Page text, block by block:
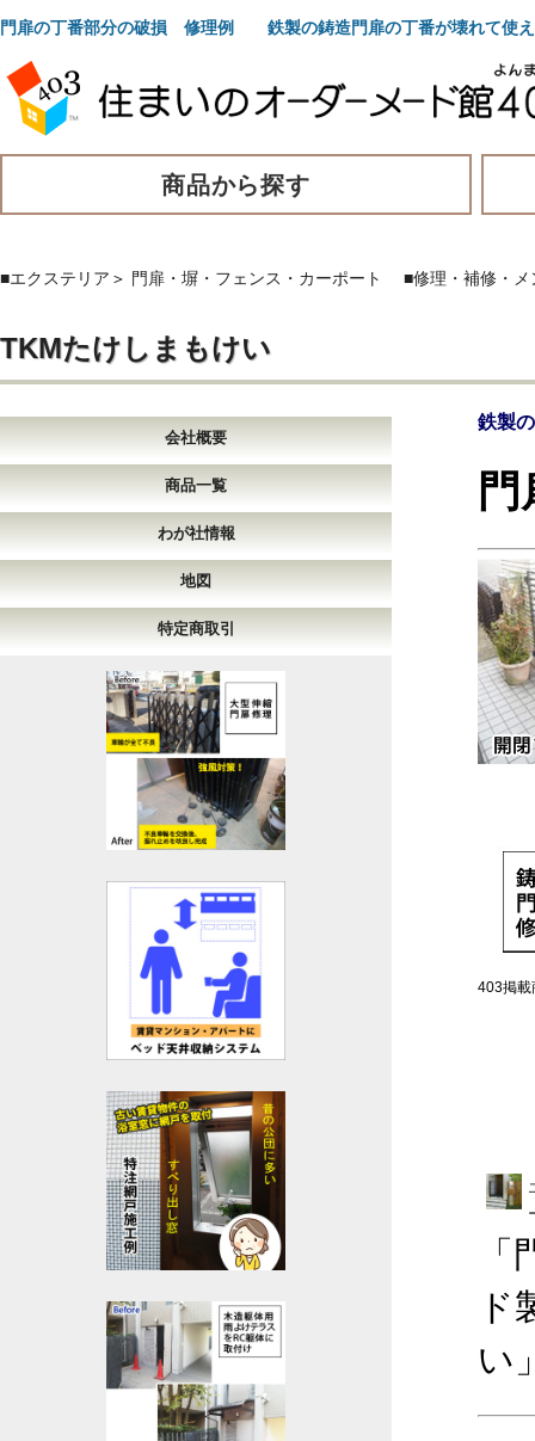
門扉の丁番部分の破損 修理例 鉄製の鋳造門扉の丁番が壊れて使え
商品から探す
■エクステリア ＞ 門扉・塀・フェンス・カーポート ■修理・補修・メ
TKMたけしまもけい
会社概要
商品一覧
わが社情報
地図
特定商取引
鉄製
403掲載
ド
い